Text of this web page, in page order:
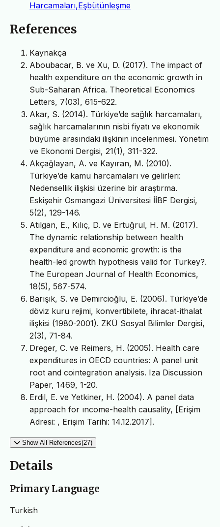
Harcamaları,Eşbütünleşme
References
Kaynakça
Aboubacar, B. ve Xu, D. (2017). The impact of
health expenditure on the economic growth in
Sub-Saharan Africa. Theoretical Economics
Letters, 7(03), 615-622.
Akar, S. (2014). Türkiye’de sağlık harcamaları,
sağlık harcamalarının nisbi fiyatı ve ekonomik
büyüme arasındaki ilişkinin incelenmesi. Yönetim
ve Ekonomi Dergisi, 21(1), 311-322.
Akçağlayan, A. ve Kayıran, M. (2010).
Türkiye’de kamu harcamaları ve gelirleri:
Nedensellik ilişkisi üzerine bir araştırma.
Eskişehir Osmangazi Üniversitesi İİBF Dergisi,
5(2), 129-146.
Atılgan, E., Kılıç, D. ve Ertuğrul, H. M. (2017).
The dynamic relationship between health
expenditure and economic growth: is the
health-led growth hypothesis valid for Turkey?.
The European Journal of Health Economics,
18(5), 567-574.
Barışık, S. ve Demircioğlu, E. (2006). Türkiye’de
döviz kuru rejimi, konvertibilete, ihracat-ithalat
ilişkisi (1980-2001). ZKÜ Sosyal Bilimler Dergisi,
2(3), 71-84.
Dreger, C. ve Reimers, H. (2005). Health care
expenditures in OECD countries: A panel unit
root and cointegration analysis. Iza Discussion
Paper, 1469, 1-20.
Erdil, E. ve Yetkiner, H. (2004). A panel data
approach for ıncome-health causality, [Erişim
Adresi: , Erişim Tarihi: 14.12.2017].
Show All References(27)
Details
Primary Language
Turkish